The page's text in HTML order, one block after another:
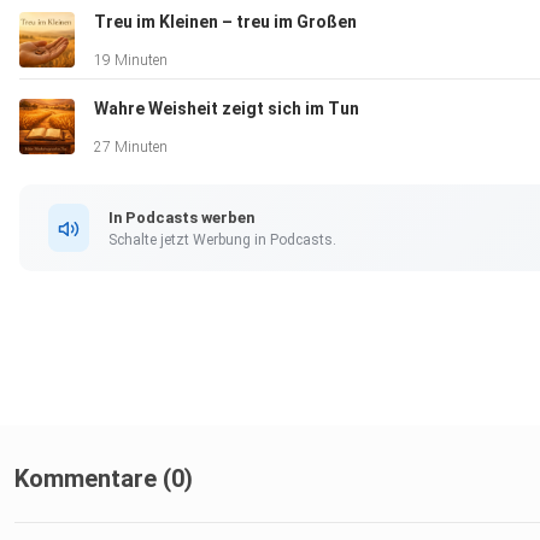
Treu im Kleinen – treu im Großen
19 Minuten
Wahre Weisheit zeigt sich im Tun
27 Minuten
In Podcasts werben
Schalte jetzt Werbung in Podcasts.
Kommentare (0)